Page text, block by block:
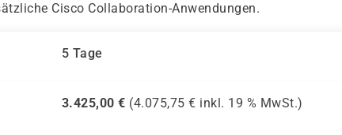
Cisco Collaboration-Anwendungen.
5 Tage
3.425,00 € (4.075,75 € inkl. 19 % MwSt.)